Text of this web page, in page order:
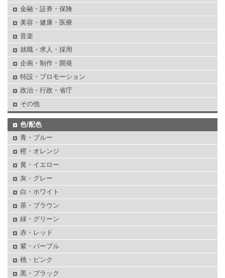
金融・証券・保険
美容・健康・医療
音楽
就職・求人・採用
企画・制作・開発
特設・プロモーション
政治・行政・省庁
その他
色/配色
青・ブルー
橙・オレンジ
黄・イエロー
灰・グレー
白・ホワイト
茶・ブラウン
緑・グリーン
赤・レッド
紫・パープル
桃・ピンク
黒・ブラック